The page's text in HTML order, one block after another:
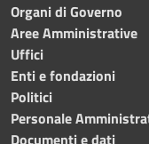
Organi di Governo
Aree Amministrative
Uffici
Enti e fondazioni
Politici
Personale